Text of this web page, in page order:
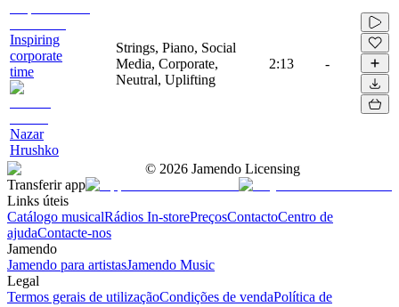
Inspiring
corporate
time
Nazar
Hrushko
Strings, Piano, Social
Media, Corporate,
Neutral, Uplifting
2:13 -
© 2026 Jamendo Licensing
Transferir app
Links úteis
Catálogo musicalRádios In-storePreçosContactoCentro de
ajudaContacte-nos
Jamendo
Jamendo para artistasJamendo Music
Legal
Termos gerais de utilizaçãoCondições de vendaPolítica de